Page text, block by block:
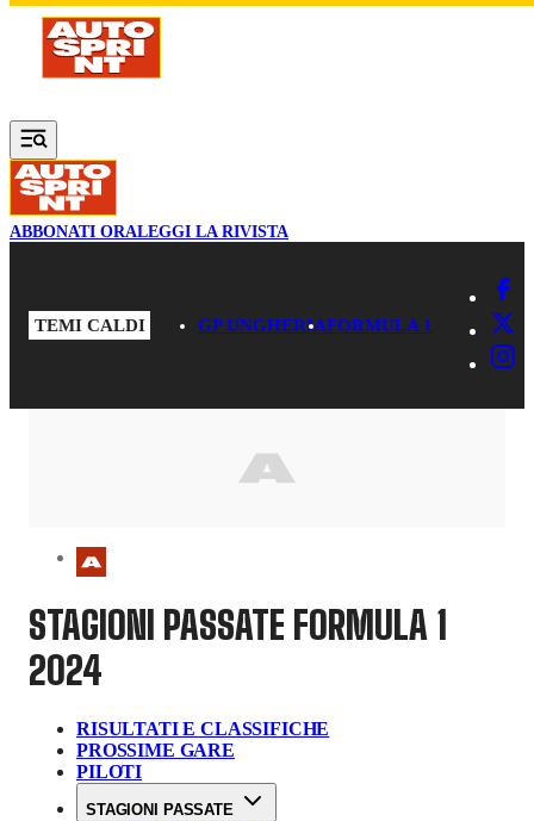
Vai al contenuto principale
ABBONATI ORALEGGI LA RIVISTA
TEMI CALDI GP UNGHERIAFORMULA 1
STAGIONI PASSATE FORMULA 1
2024
RISULTATI E CLASSIFICHE
PROSSIME GARE
PILOTI
STAGIONI PASSATE